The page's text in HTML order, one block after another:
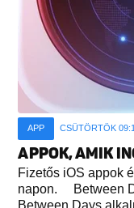
APP CSÜTÖRTÖK
APPOK, AMIK
Fizetős iOS appok
napon. Between
Between Days